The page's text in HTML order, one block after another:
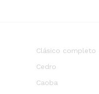
Clásico completo
Cedro
Caoba